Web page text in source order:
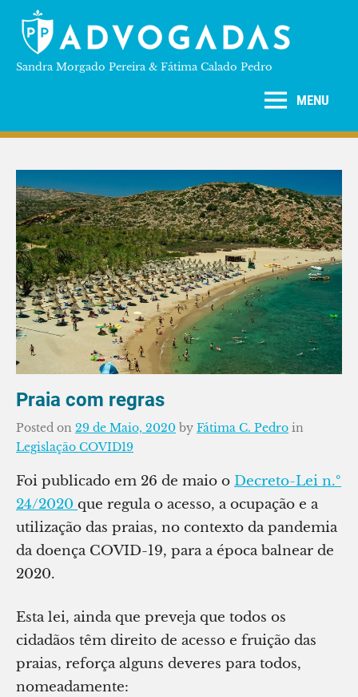
content
PP
ADVOGADAS
Sandra Morgado Pereira & Fátima Calado Pedro
MENU
Praia com regras
Posted on 29 de Maio, 2020 by Fátima C. Pedro in
Legislação COVID19
Foi publicado em 26 de maio o Decreto-Lei n.º
24/2020 que regula o acesso, a ocupação e a
utilização das praias, no contexto da pandemia
da doença COVID-19, para a época balnear de
2020.
Esta lei, ainda que preveja que todos os
cidadãos têm direito de acesso e fruição das
praias, reforça alguns deveres para todos,
nomeadamente: